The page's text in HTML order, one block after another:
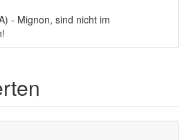
- Mignon, sind nicht im